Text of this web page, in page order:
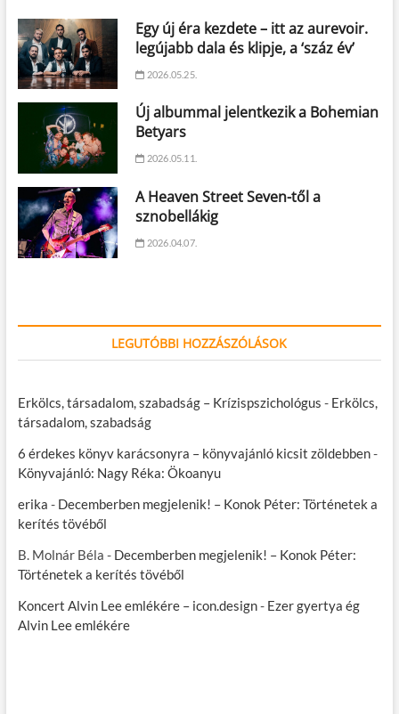
Egy új éra kezdete – itt az aurevoir.
legújabb dala és klipje, a ‘száz év’
2026.05.25.
Új albummal jelentkezik a Bohemian
Betyars
2026.05.11.
A Heaven Street Seven-től a
sznobellákig
2026.04.07.
LEGUTÓBBI HOZZÁSZÓLÁSOK
Erkölcs, társadalom, szabadság – Krízispszichológus - Erkölcs,
társadalom, szabadság
6 érdekes könyv karácsonyra – könyvajánló kicsit zöldebben-
Könyvajánló: Nagy Réka: Ökoanyu
erika - Decemberben megjelenik! – Konok Péter: Történetek a
kerítés tövéből
B. Molnár Béla - Decemberben megjelenik! – Konok Péter:
Történetek a kerítés tövéből
Koncert Alvin Lee emlékére – icon.design- Ezer gyertya ég
Alvin Lee emlékére